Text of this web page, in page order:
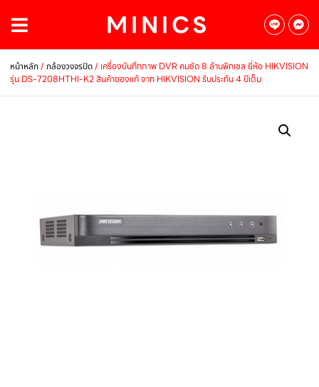
หน้าหลัก/กล้องวงจรปิด/ เครื่องบันทึกภาพ DVR คมชัด 8 ล้านพิกเซล ยี่ห้อ HIKVISION
รุ่น DS-7208HTHI-K2 สินค้าของแท้ จาก HIKVISION รับประกัน 4 ปีเต็ม